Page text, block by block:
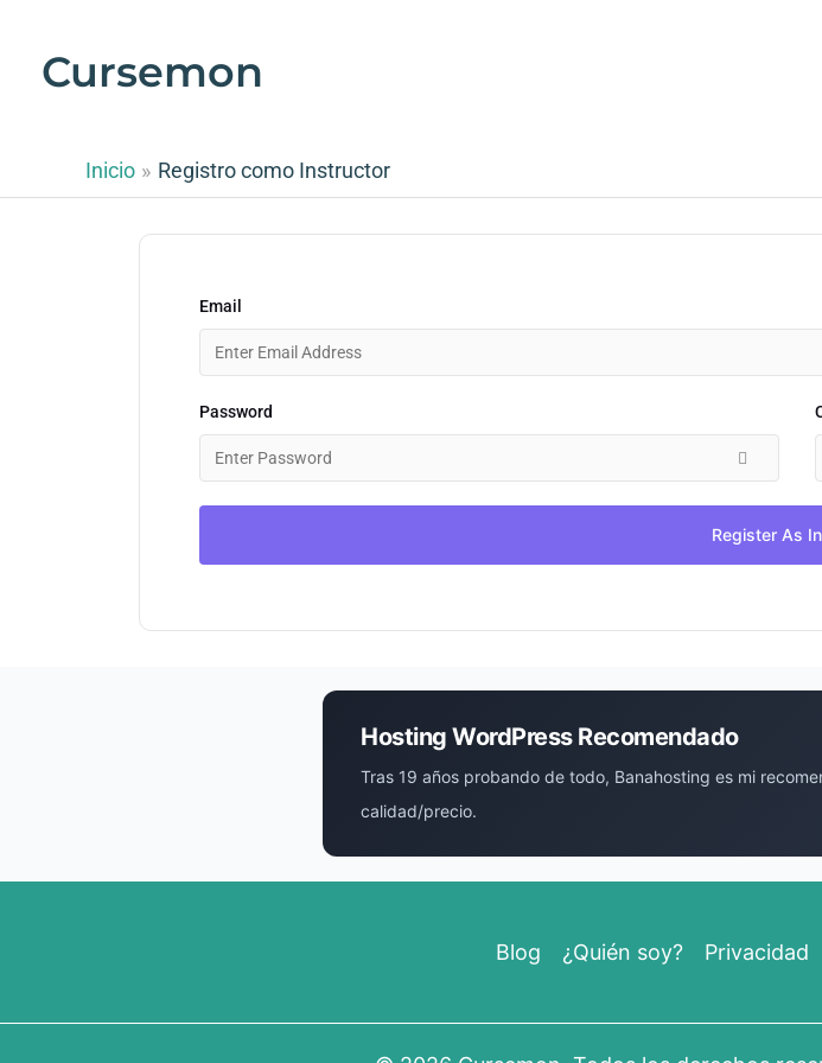
contenido
Cursemon
Inicio Registro como Instructor
Email
Password
Register As
Hosting WordPress Recomendado
Tras 19 años probando de todo, Banahosting es mi
calidad/precio.
Blog ¿Quién soy? Privacidad